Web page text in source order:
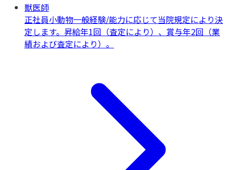
獣医師
正社員小動物一般経験/能力に応じて当院規定により決
定します。昇給年1回（査定により）、賞与年2回（業
績および査定により）。